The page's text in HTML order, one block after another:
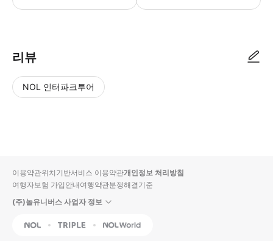
리뷰
NOL 인터파크투어
입니
다.
순
상
이용약관위치기반서비스 이용약관개인정보 처리방침
여행자보험 가입안내여행약관분쟁해결기준
(주)놀유니버스 사업자 정보
NOL Triple Interpark Global